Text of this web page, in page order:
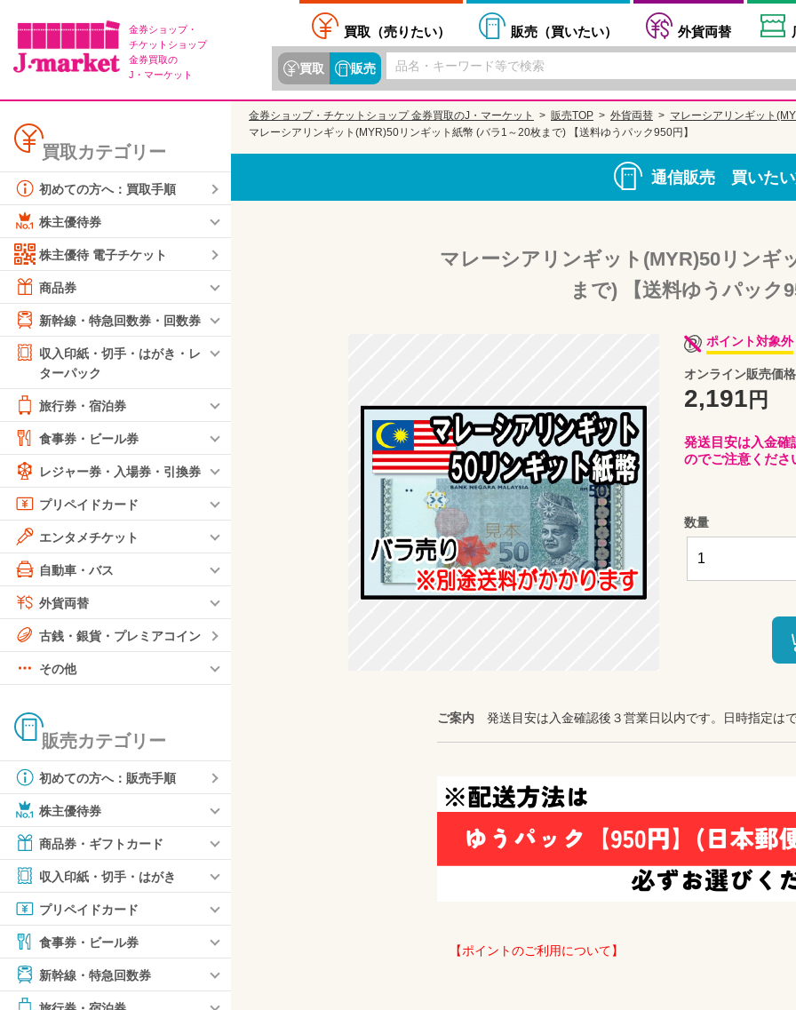
金券ショップ・
チケットショップ
金券買取の
J・マーケット
買取（売りたい） 販売（買いたい） 外貨両替
買取 販売
買取カテゴリー
初めての方へ：買取手順
株主優待券
株主優待 電子チケット
商品券
新幹線・特急回数券・回数券
収入印紙・切手・はがき・レ
ターパック
旅行券・宿泊券
食事券・ビール券
レジャー券・入場券・引換券
プリペイドカード
エンタメチケット
自動車・バス
外貨両替
古銭・銀貨・プレミアコイン
その他
販売カテゴリー
初めての方へ：販売手順
株主優待券
商品券・ギフトカード
収入印紙・切手・はがき
プリペイドカード
食事券・ビール券
新幹線・特急回数券
金券ショップ・チケットショップ 金券買取のJ・マーケット 販売TOP 外貨両替
マレーシアリンギット
マレーシアリンギット(MYR)50リンギット紙幣 (バラ1～20枚まで) 【送料ゆうパック950円】
通信販売 買いた
マレーシアリンギット(MYR)50リンギ
まで) 【送料ゆうパック
ポイント対象外
オンライン販売価格
2,191 円
発送目安は入金確
のでご注意くださ
数量
ご案内 発送目安は入金確認後３営業日以内です。日時指定は
【ポイントのご利用について】